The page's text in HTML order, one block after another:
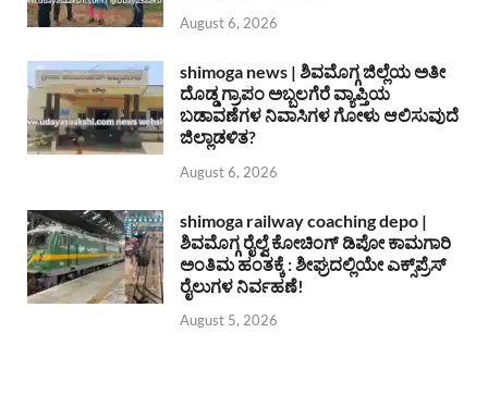
August 6, 2026
shimoga news | ಶಿವಮೊಗ್ಗ ಜಿಲ್ಲೆಯ ಅತೀ
ದೊಡ್ಡ ಗ್ರಾಪಂ ಅಬ್ಬಲಗೆರೆ ವ್ಯಾಪ್ತಿಯ
ಬಡಾವಣೆಗಳ ನಿವಾಸಿಗಳ ಗೋಳು ಆಲಿಸುವುದೆ
ಜಿಲ್ಲಾಡಳಿತ?
August 6, 2026
shimoga railway coaching depo |
ಶಿವಮೊಗ್ಗ ರೈಲ್ವೆ ಕೋಚಿಂಗ್ ಡಿಪೋ ಕಾಮಗಾರಿ
ಅಂತಿಮ ಹಂತಕ್ಕೆ : ಶೀಘ್ರದಲ್ಲಿಯೇ ಎಕ್ಸ್‌ಪ್ರೆಸ್
ರೈಲುಗಳ ನಿರ್ವಹಣೆ!
August 5, 2026